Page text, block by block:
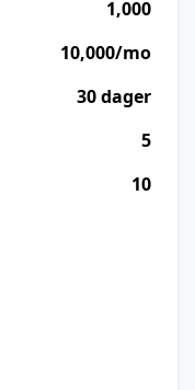
1,000
10,000/mo
30 dager
5
10